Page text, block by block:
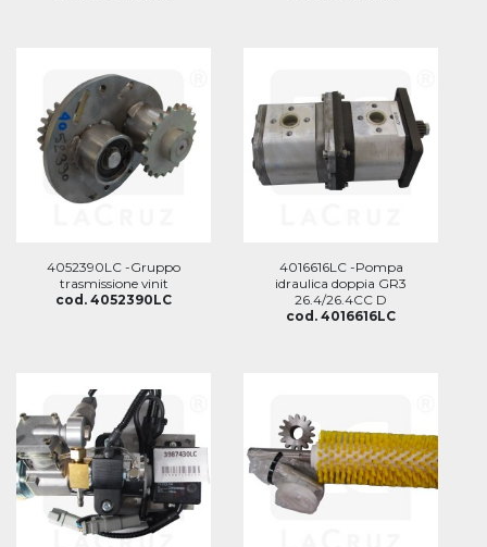
4052390LC -Gruppo
trasmissione vinit
cod. 4052390LC
4016616LC -Pompa
idraulica doppia GR3
26.4/26.4CC D
cod. 4016616LC